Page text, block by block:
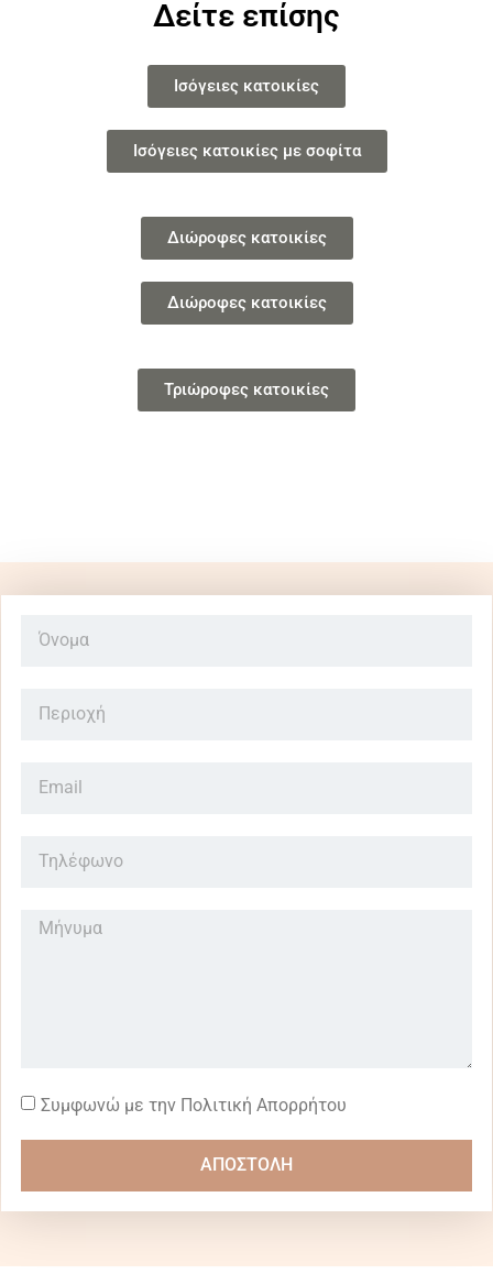
Δείτε επίσης
Ισόγειες κατοικίες
Ισόγειες κατοικίες με σοφίτα
Διώροφες κατοικίες
Διώροφες κατοικίες
Τριώροφες κατοικίες
Συμφωνώ με την Πολιτική Απορρήτου
ΑΠΟΣΤΟΛΗ